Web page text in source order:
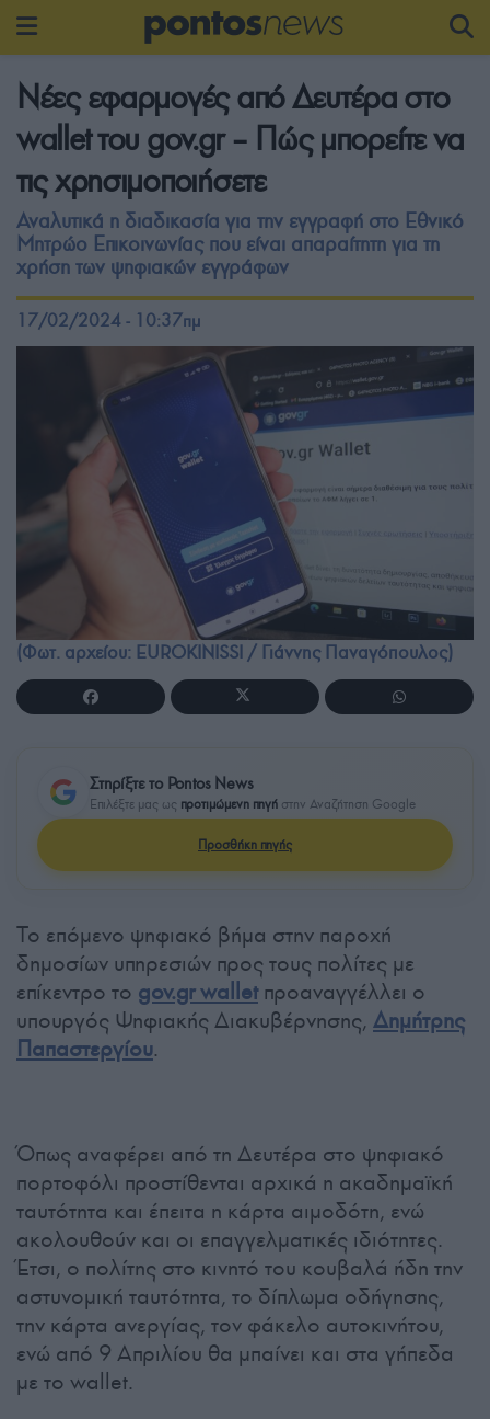
Νέες εφαρμογές από Δευτέρα στο
wallet του gov.gr – Πώς μπορείτε να
τις χρησιμοποιήσετε
Αναλυτικά η διαδικασία για την εγγραφή στο Εθνικό
Μητρώο Επικοινωνίας που είναι απαραίτητη για τη
χρήση των ψηφιακών εγγράφων
17/02/2024 - 10:37πμ
(Φωτ. αρχείου: EUROKINISSI / Γιάννης Παναγόπουλος)
Στηρίξτε το Pontos News
Επιλέξτε μας ως προτιμώμενη πηγή στην Αναζήτηση Google
Προσθήκη πηγής
Το επόμενο ψηφιακό βήμα στην παροχή
δημοσίων υπηρεσιών προς τους πολίτες με
επίκεντρο το gov.gr walletπροαναγγέλλει ο
υπουργός Ψηφιακής Διακυβέρνησης, Δημήτρης
Παπαστεργίου.
Όπως αναφέρει από τη Δευτέρα στο ψηφιακό
πορτοφόλι προστίθενται αρχικά η ακαδημαϊκή
ταυτότητα και έπειτα η κάρτα αιμοδότη, ενώ
ακολουθούν και οι επαγγελματικές ιδιότητες.
Έτσι, ο πολίτης στο κινητό του κουβαλά ήδη την
αστυνομική ταυτότητα, το δίπλωμα οδήγησης,
την κάρτα ανεργίας, τον φάκελο αυτοκινήτου,
ενώ από 9 Απριλίου θα μπαίνει και στα γήπεδα
με το wallet.